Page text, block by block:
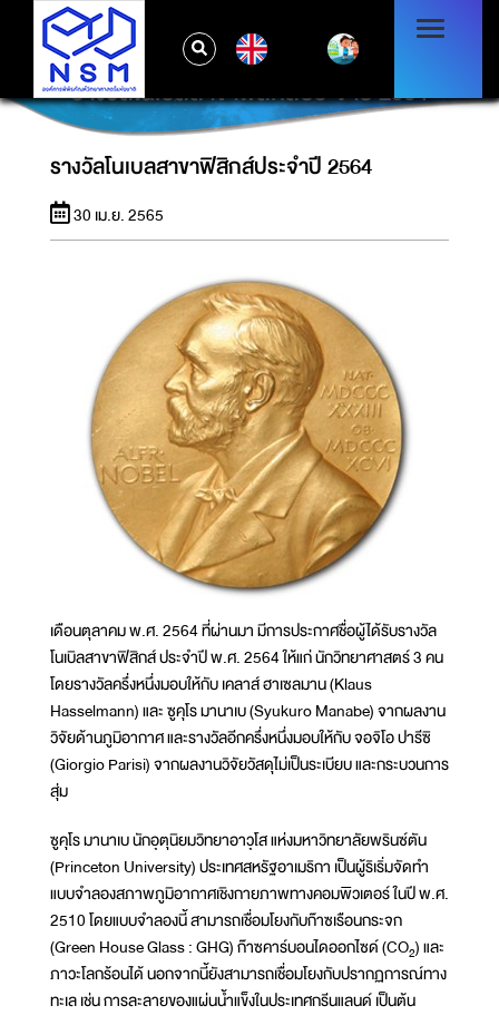
รางวัลโนเบลสาขาฟิสิกส์ประจำปี 2564
รางวัลโนเบลสาขาฟิสิกส์ประจำปี 2564
30 เม.ย. 2565
เดือนตุลาคม พ.ศ. 2564 ที่ผ่านมา มีการประกาศชื่อผู้ได้รับรางวัล
โนเบิลสาขาฟิสิกส์ ประจำปี พ.ศ. 2564 ให้แก่ นักวิทยาศาสตร์ 3 คน
โดยรางวัลครึ่งหนึ่งมอบให้กับ เคลาส์ ฮาเซลมาน (Klaus
Hasselmann) และ ซูคุโร มานาเบ (Syukuro Manabe) จากผลงาน
วิจัยด้านภูมิอากาศ และรางวัลอีกครึ่งหนึ่งมอบให้กับ จอจิโอ ปารีซิ
(Giorgio Parisi) จากผลงานวิจัยวัสดุไม่เป็นระเบียบ และกระบวนการ
สุ่ม
ซูคุโร มานาเบ นักอุตุนิยมวิทยาอาวุโส แห่งมหาวิทยาลัยพรินซ์ตัน
(Princeton University) ประเทศสหรัฐอาเมริกา เป็นผู้ริเริ่มจัดทำ
แบบจำลองสภาพภูมิอากาศเชิงกายภาพทางคอมพิวเตอร์ ในปี พ.ศ.
2510 โดยแบบจำลองนี้ สามารถเชื่อมโยงกับก๊าซเรือนกระจก
(Green House Glass : GHG) ก๊าซคาร์บอนไดออกไซด์ (CO2) และ
ภาวะโลกร้อนได้ นอกจากนี้ยังสามารถเชื่อมโยงกับปรากฏการณ์ทาง
ทะเล เช่น การละลายของแผ่นน้ำแข็งในประเทศกรีนแลนด์ เป็นต้น